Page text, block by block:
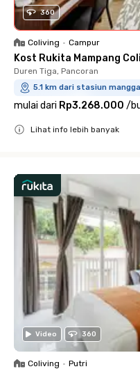
360
Coliving • Campur
Kost Rukita Mampang
Duren Tiga, Pancoran
5.1 km dari stasiun
mulai dari Rp3.268.000 /
Lihat info lebih banyak
Video 360
Coliving • Putri